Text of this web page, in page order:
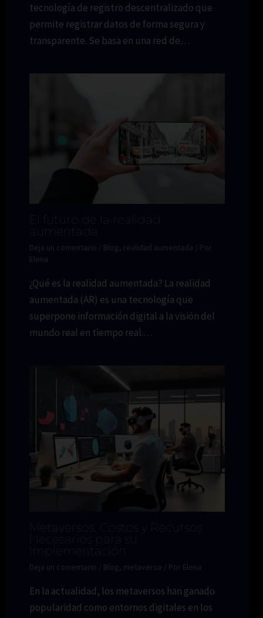
tecnología de registro descentralizado que
permite registrar datos de forma segura y
transparente. Se basa en una red de…
El futuro de la realidad
aumentada
Deja un comentario / Blog realidad aumentada / Por
Elena
¿Qué es la realidad aumentada? La realidad
aumentada (AR) es una tecnología que
superpone información digital a la visión del
mundo real en tiempo real.…
Metaversos: Costos y Recursos
Necesarios para su
Implementación
Deja un comentario / Blog, metaverso / Por Elena
En la actualidad, los metaversos han ganado
popularidad como entornos digitales en los